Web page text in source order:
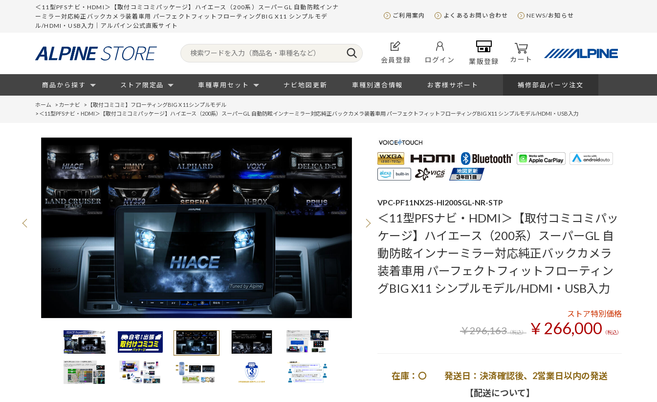
＜11型PFSナビ・HDMI＞【取付コミコミパッケージ】ハイエース（200系）スーパーGL 自動防眩インナ
ーミラー対応純正バックカメラ装着車用 パーフェクトフィットフローティングBIG X11 シンプルモデ
ル/HDMI・USB入力｜アルパイン公式直販サイト
ご利用案内 よくあるお問い合わせ NEWS/お知らせ
会員登録 ログイン 業販登録 カート
商品から探す ストア限定品 車種専用セット ナビ地図更新 車種別適合情報 お客様サポート 補修部品パーツ注文
ホーム > カーナビ >
【取付コミコミ】フローティングBIG X 11シンプルモデル
> ＜11型PFSナビ・HDMI＞【取付コミコミパッケージ】ハイエース（200系）スーパーGL 自動防眩インナーミラー対応純正バックカメラ装着車用 パーフェクトフィットフローティングBIG X11 シンプルモデル/HDMI・USB入力
VPC-PF11NX2S-HI200SGL-NR-STP
＜11型PFSナビ・HDMI＞【取付コミコミパッ
ケージ】ハイエース（200系）スーパーGL 自
動防眩インナーミラー対応純正バックカメラ
装着車用 パーフェクトフィットフローティン
グBIG X11 シンプルモデル/HDMI・USB入力
ストア特別価格
￥296,163（税込） ￥266,000 （税込）
在庫：〇 発送日：決済確認後、2営業日以内の発送
【配送について】